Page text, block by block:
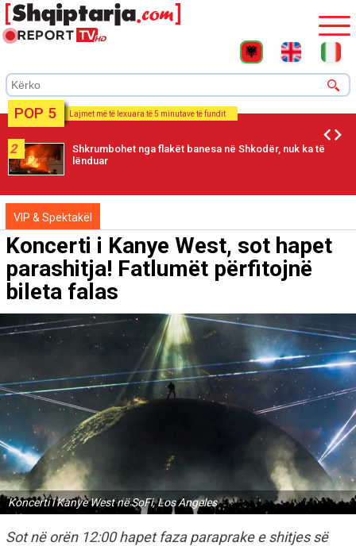
POP 5 Lajmet më të lexuara të 5 minutave të fundit
2
Shkrumbohet nga flakët banesa në Shkodër, nuk ka të
lënduar
VIP & Spektakël
Koncerti i Kanye West, sot hapet
parashitja! Fatlumët përfitojnë
bileta falas
Koncerti i Kanye West në SoFi, Los Angeles
Sot në orën 12:00 hapet faza paraprake e shitjes së